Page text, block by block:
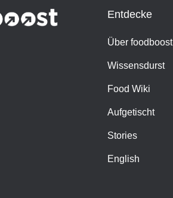
Entdecke
Über foodboost
Wissensdurst
Food Wiki
Aufgetischt
Stories
English